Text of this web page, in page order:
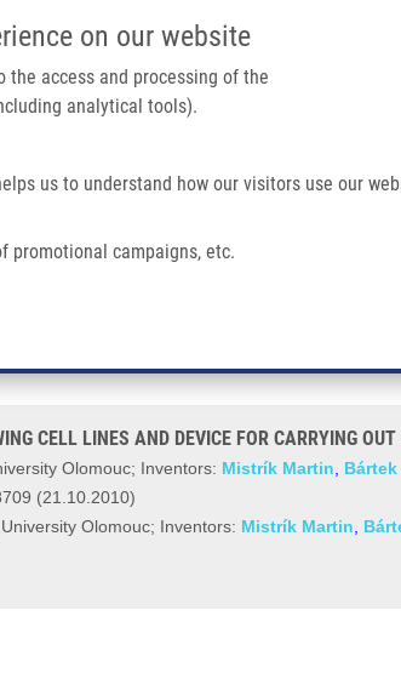
on our website
the access and processing of the
analytical tools).
us to understand how our visitors use our
promotional campaigns, etc.
IMTM PORTÁL
navigation
LINES AND DEVICE FOR CARRYING OUT SAID
ADHERENTLY
CELL LINES AND DEVICE FOR CARRYING
Olomouc; Inventors: Mistrík Martin
(21.10.2010)
Olomouc; Inventors: Mistrík Martin